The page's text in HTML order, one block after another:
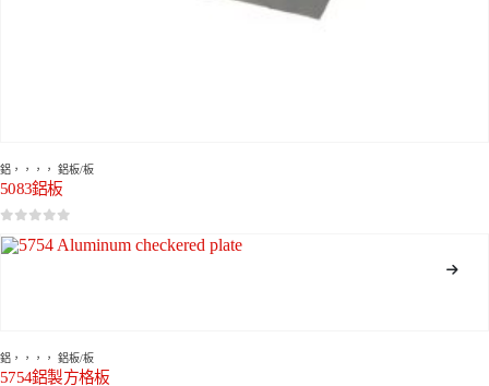
鋁 ，，，， 鋁板/板
5083鋁板
鋁 ，，，， 鋁板/板
5754鋁製方格板